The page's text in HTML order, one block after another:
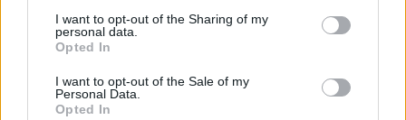
I want to opt-out of the Sharing of my
personal data.
Opted In
I want to opt-out of the Sale of my
Personal Data.
Opted In
και μάθετε πρώτοι τα πιο hot νέα